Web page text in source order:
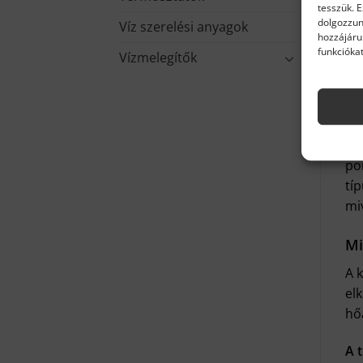
tesszük.
Víz szerelési anyagok
Vízmelegítők
A
A